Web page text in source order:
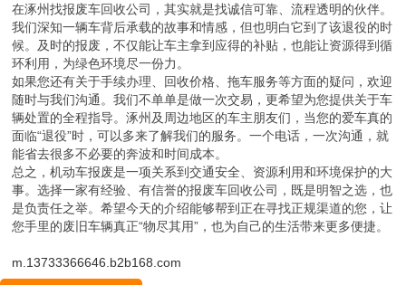
在涿州找报废车回收公司，其实就是找诚信可靠、流程透明的伙伴。
我们深知一辆车背后承载的故事和情感，但也明白它到了该退役的时
候。及时的报废，不仅能让车主拿到应得的补贴，也能让资源得到循
环利用，为绿色环境尽一份力。
如果您还有关于手续办理、回收价格、拖车服务等方面的疑问，欢迎
随时与我们沟通。我们不单单是做一次交易，更希望为您提供关于车
辆处置的全程指导。涿州及周边地区的车主朋友们，当您的爱车真的
面临“退役”时，可以多来了解我们的服务。一个电话，一次沟通，就
能省去很多不必要的奔波和时间成本。
总之，机动车报废是一项关系到交通安全、资源利用和环境保护的大
事。选择一家有经验、有信誉的报废车回收公司，既是明智之选，也
是负责任之举。希望今天的介绍能够帮到正在寻找正规渠道的您，让
您手里的废旧车辆真正“物尽其用”，也为自己的生活带来更多便捷。
m.13733366646.b2b168.com